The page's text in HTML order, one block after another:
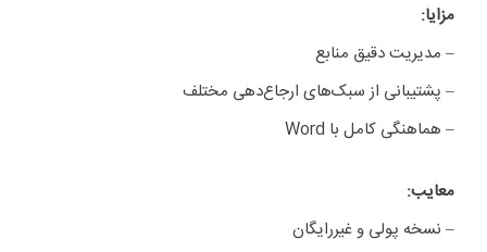
مزایا:
– مدیریت دقیق منابع
– پشتیبانی از سبک‌های ارجاع‌دهی مختلف
– هماهنگی کامل با Word
معایب:
– نسخه پولی و غیررایگان